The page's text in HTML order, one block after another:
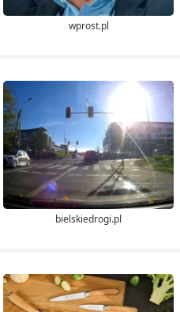
wprost.pl
bielskiedrogi.pl